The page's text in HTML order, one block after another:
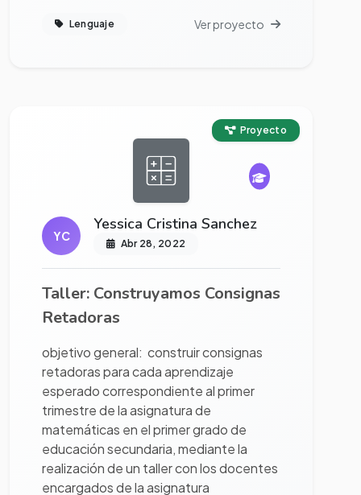
Lenguaje Ver proyecto
Proyecto
YC
Yessica Cristina Sanchez
Abr 28, 2022
Taller: Construyamos Consignas
Retadoras
objetivo general: construir consignas
retadoras para cada aprendizaje
esperado correspondiente al primer
trimestre de la asignatura de
matemáticas en el primer grado de
educación secundaria, mediante la
realización de un taller con los docentes
encargados de la asignatura